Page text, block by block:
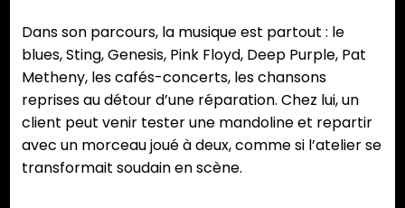
Dans son parcours, la musique est partout : le
blues, Sting, Genesis, Pink Floyd, Deep Purple, Pat
Metheny, les cafés-concerts, les chansons
reprises au détour d’une réparation. Chez lui, un
client peut venir tester une mandoline et repartir
avec un morceau joué à deux, comme si l’atelier se
transformait soudain en scène.